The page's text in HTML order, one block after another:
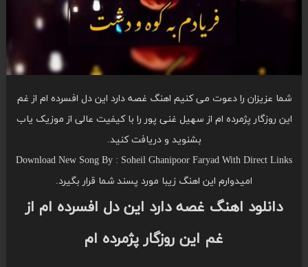
شما عزیزان را دعوت می کنیم اهنگ غصه دارد این دل افسرده ام از غم
این روزگار پژمرده ام از سهیل غنی پور را با کیفیت عالی از موزیک یاب
بشنوید و دریافت کنید.
Download New Song By : Soheil Ghanipoor Faryad With Direct Links
امیدوارم این اهنگ زیبا مورد پسند شما قرار بگیرد.
دانلود اهنگ غصه دارد این دل افسرده ام از
غم این روزگار پژمرده ام